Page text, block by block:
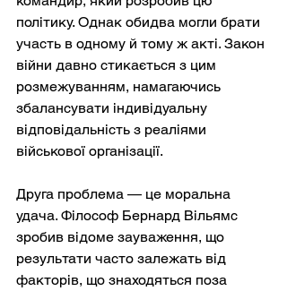
політику. Однак обидва могли брати
участь в одному й тому ж акті. Закон
війни давно стикається з цим
розмежуванням, намагаючись
збалансувати індивідуальну
відповідальність з реаліями
військової організації.
Друга проблема — це моральна
удача. Філософ Бернард Вільямс
зробив відоме зауваження, що
результати часто залежать від
факторів, що знаходяться поза